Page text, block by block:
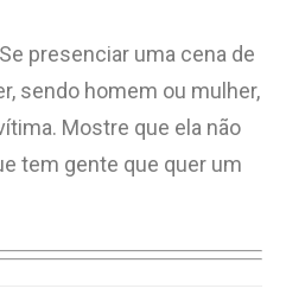
presenciar uma cena de
sendo homem ou mulher,
Mostre que ela não
tem gente que quer um